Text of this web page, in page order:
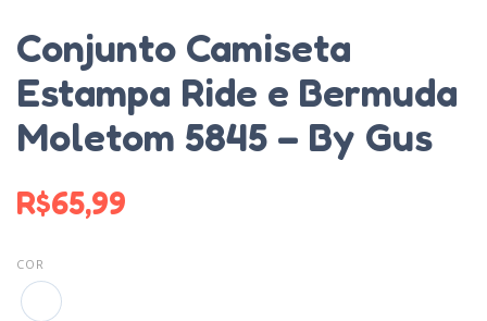
Conjunto Camiseta
Estampa Ride e Bermuda
Moletom 5845 – By Gus
R$65,99
COR